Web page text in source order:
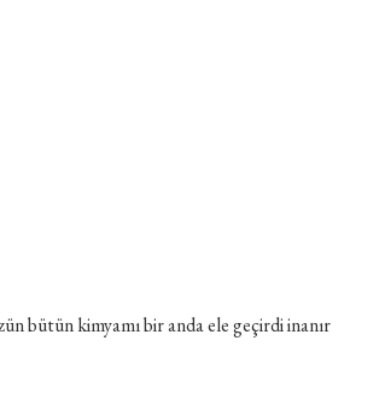
bütün kimyamı bir anda ele geçirdi inanır